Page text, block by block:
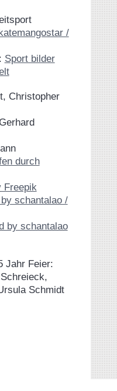
/
Sport bilder
Christopher
durch
Freepik
schantalao /
by schantalao
Jahr Feier:
Schmidt